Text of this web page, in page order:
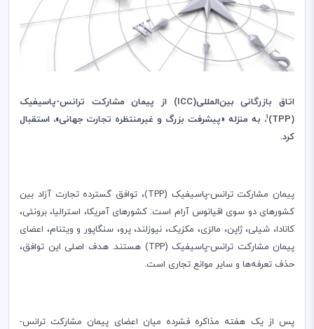
اتاق بازرگانی بین‌المللی(ICC) از پیمان مشارکت ترانس‌-پاسیفیک
1(TPP) ، به منزله «پیشرفت بزرگ و غیرمنتظره تجارت جهانی»، استقبال
کرد.
پیمان مشارکت ترانس-پاسیفیک (TPP)، توافق گسترده تجارت آزاد بین
کشورهای دو سوی اقیانوس آرام است. کشورهای آمریکا، استرالیا، برونئی،
کانادا، شیلی، ژاپن، مالزی، مکزیک، نیوزلند، پرو، سنگاپور و ویتنام، اعضای
پیمان مشارکت ترانس-پاسیفیک (TPP) هستند. هدف اصلی این توافق،
حذف تعرفه‌ها و سایر موانع تجاری است.
پس از یک هفته مذاکره فشرده میان اعضای پیمان مشارکت ترانس-